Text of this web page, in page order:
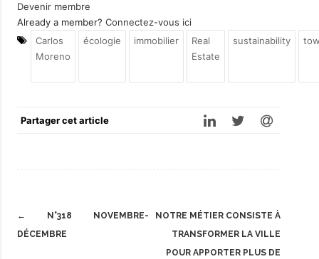
Devenir membre
Already a member? Connectez-vous ici
Carlos
Moreno
écologie immobilier
Real
Estate
sustainability
Partager cet article
Post
navigation
←
N°318 NOVEMBRE-
DÉCEMBRE
NOTRE MÉTIER CONSISTE À
TRANSFORMER LA VILLE
POUR APPORTER PLUS DE